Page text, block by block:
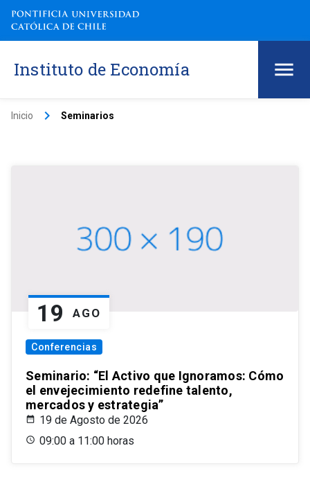
Instituto de Economía
Inicio keyboard_arrow_right Seminarios
19 AGO
Conferencias
Seminario: “El Activo que Ignoramos: Cómo
el envejecimiento redefine talento,
mercados y estrategia”
19 de Agosto de 2026
09:00 a 11:00 horas